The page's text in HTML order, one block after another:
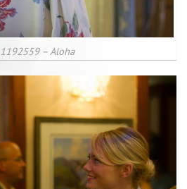
1192559 – Aloha